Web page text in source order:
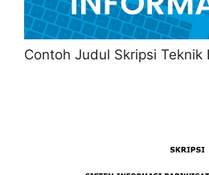
Contoh Judul Skripsi